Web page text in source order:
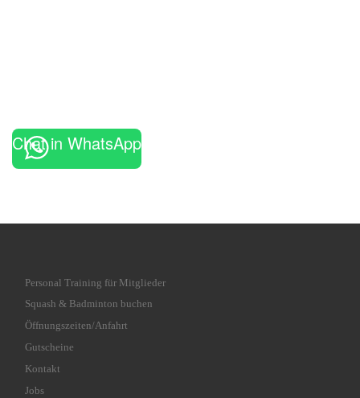
Chat in WhatsApp
Personal Training für Mitglieder
Squash & Badminton buchen
Öffnungszeiten/Anfahrt
Gutscheine
Kontakt
Jobs